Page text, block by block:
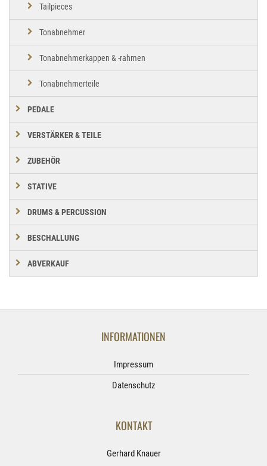
Tailpieces
Tonabnehmer
Tonabnehmerkappen & -rahmen
Tonabnehmerteile
PEDALE
VERSTÄRKER & TEILE
ZUBEHÖR
STATIVE
DRUMS & PERCUSSION
BESCHALLUNG
ABVERKAUF
INFORMATIONEN
Impressum
Datenschutz
KONTAKT
Gerhard Knauer